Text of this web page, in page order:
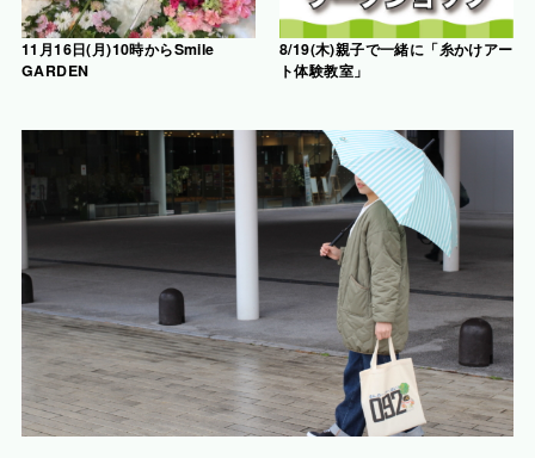
11月16日(月)10時からSmile
GARDEN
8/19(木)親子で一緒に「糸かけアー
ト体験教室」